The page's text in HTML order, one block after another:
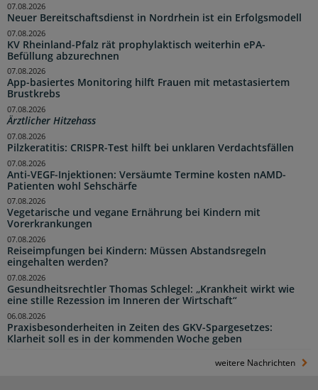
Neuer Bereitschaftsdienst in Nordrhein ist ein Erfolgsmodell
07.08.2026
KV Rheinland-Pfalz rät prophylaktisch weiterhin ePA-
Befüllung abzurechnen
07.08.2026
App-basiertes Monitoring hilft Frauen mit metastasiertem
Brustkrebs
07.08.2026
Ärztlicher Hitzehass
07.08.2026
Pilzkeratitis: CRISPR-Test hilft bei unklaren Verdachtsfällen
07.08.2026
Anti-VEGF-Injektionen: Versäumte Termine kosten nAMD-
Patienten wohl Sehschärfe
07.08.2026
Vegetarische und vegane Ernährung bei Kindern mit
Vorerkrankungen
07.08.2026
Reiseimpfungen bei Kindern: Müssen Abstandsregeln
eingehalten werden?
07.08.2026
Gesundheitsrechtler Thomas Schlegel: „Krankheit wirkt wie
eine stille Rezession im Inneren der Wirtschaft“
07.08.2026
Praxisbesonderheiten in Zeiten des GKV-Spargesetzes:
Klarheit soll es in der kommenden Woche geben
06.08.2026
weitere Nachrichten